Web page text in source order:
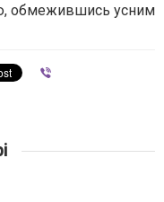
обмежившись усним